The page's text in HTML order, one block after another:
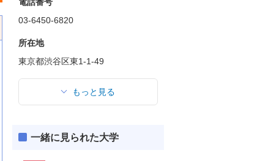
03-6450-6820
所在地
東京都渋谷区東1-1-49
もっと見る
一緒に見られた大学